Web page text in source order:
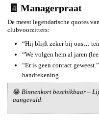
🧾 Managerpraat
De meest legendarische quotes
clubvoorzitters:
“Hij blijft zeker bij ons…
“We volgen hem al jaren
“Er is geen contact
handtekening.
😂 Binnenkort beschikbaar –
aangevuld.